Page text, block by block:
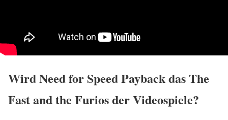
Wird Need for Speed Payback das The
Fast and the Furios der Videospiele?